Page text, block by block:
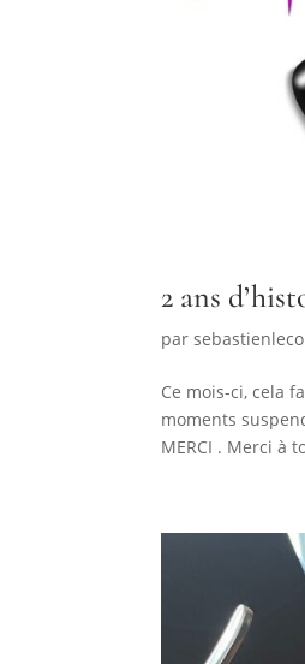
2 ans
par
Ce mois-ci, cela
moments
MERCI . Merci à